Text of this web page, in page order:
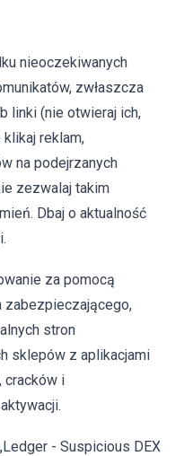
nieoczekiwanych
zwłaszcza
linki (nie otwieraj ich,
reklam,
na podejrzanych
zezwalaj takim
Dbaj o aktualność
za pomocą
zabezpieczającego,
stron
sklepów z aplikacjami
cracków i
- Suspicious DEX